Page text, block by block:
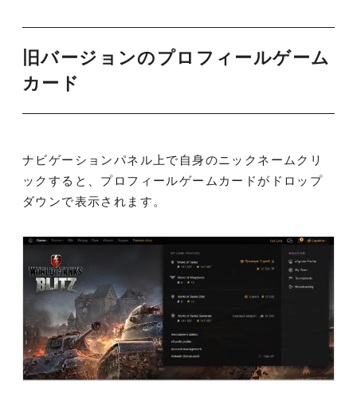
旧バージョンのプロフィールゲーム
カード
ナビゲーションパネル上で自身のニックネームクリ
ックすると、プロフィールゲームカードがドロップ
ダウンで表示されます。